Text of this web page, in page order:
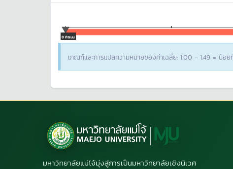
0 คะแนน
เกณฑ์และการแปลความหมายของค่าเฉลี่ย: 1.00 - 1.49 =
มหาวิทยาลัยแม่โจ้มุ่งสู่การเป็นมหาวิทยาลัยเชิงนิเวศ